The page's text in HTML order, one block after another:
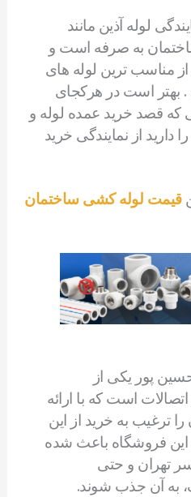
لوله آذین مانند
به صرفه است و
مناسب ترین لوله های
. بهتر است در هرکجای
قصد خرید عمده لوله و
دارید از نمایندگی خرید
قیمت لوله کشی ساختمان
پور یکی از
است که با ارائه
ترغیب به خرید از این
فروشگاه باعث شده
تهران و حتی
به آن جذب شوند.